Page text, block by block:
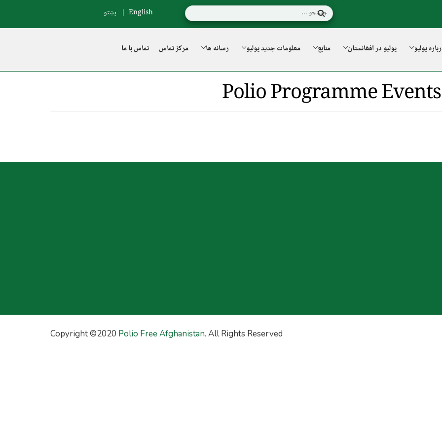
English پښتو
پولیو پولیو در افغانستان منابع معلومات جدید پولیو رسانه ها مرکز تماس تماس با ما
Polio Programme Events
Copyright ©2020 Polio Free Afghanistan. All Rights Reserved